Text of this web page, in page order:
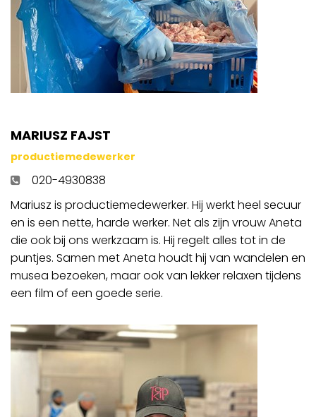
MARIUSZ FAJST
productiemedewerker
020-4930838
Mariusz is productiemedewerker. Hij werkt heel secuur
en is een nette, harde werker. Net als zijn vrouw Aneta
die ook bij ons werkzaam is. Hij regelt alles tot in de
puntjes. Samen met Aneta houdt hij van wandelen en
musea bezoeken, maar ook van lekker relaxen tijdens
een film of een goede serie.